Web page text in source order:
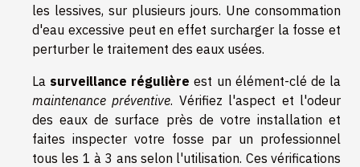
les lessives, sur plusieurs jours. Une consommation
d'eau excessive peut en effet surcharger la fosse et
perturber le traitement des eaux usées.
La surveillance régulière est un élément-clé de la
maintenance préventive. Vérifiez l'aspect et l'odeur
des eaux de surface près de votre installation et
faites inspecter votre fosse par un professionnel
tous les 1 à 3 ans selon l'utilisation. Ces vérifications